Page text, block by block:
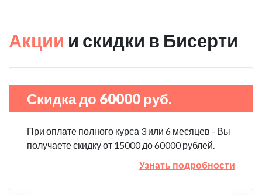
Акции и скидки в Бисерти
Скидка до 60000 руб.
При оплате полного курса 3 или 6 месяцев - Вы
получаете скидку от 15000 до 60000 рублей.
Узнать подробности